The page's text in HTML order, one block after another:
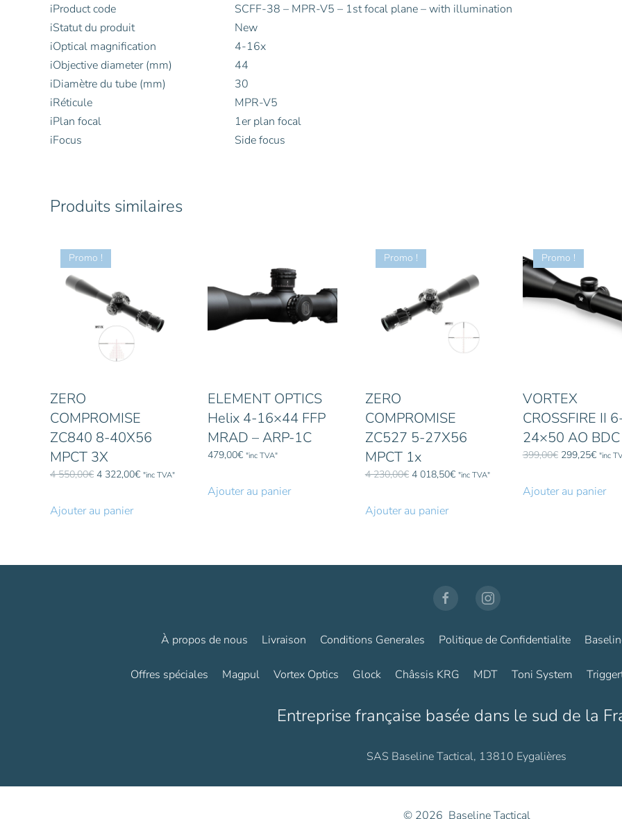
iProduct code
SCFF-38 – MPR-V5 – 1st focal plane – with illumination
iStatut du produit
New
iOptical magnification
4-16x
iObjective diameter (mm)
44
iDiamètre du tube (mm)
30
iRéticule
MPR-V5
iPlan focal
1er plan focal
iFocus Side focus
Produits similaires
Promo !
ZERO
COMPROMISE
ZC840 8-40X56
MPCT 3X
4 550,00€ Le
était :
4 322,00€Le"inc TVA"
Ajouter au panier
ELEMENT OPTICS
Helix 4-16×44 FFP
MRAD – ARP-1C
479,00€ "inc TVA"
Ajouter au panier
Promo !
ZERO
COMPROMISE
ZC527 5-27X56
MPCT 1x
4 230,00€ Le
était :
4 018,50€Le"inc TVA"
Ajouter au panier
Promo !
VORTEX
CROSSFIRE II
24×50 AO BDC
399,00€ Le
était :
299,25€Le
est :
"inc
Ajouter au panier
À propos de nous Livraison Conditions Generales Politique de Confidentialite
Offres spéciales Magpul Vortex Optics Glock Châssis KRG MDT Toni System
Entreprise française basée dans le sud de la
SAS Baseline Tactical, 13810 Eygalières
© 2026 Baseline Tactical